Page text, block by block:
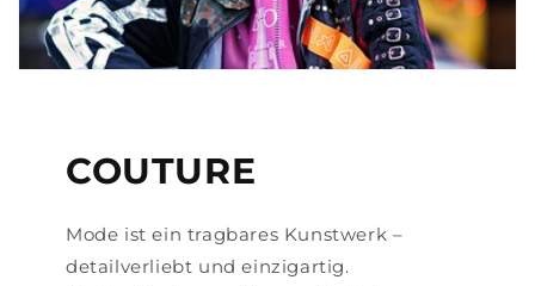
COUTURE
Mode ist ein tragbares Kunstwerk –
detailverliebt und einzigartig.